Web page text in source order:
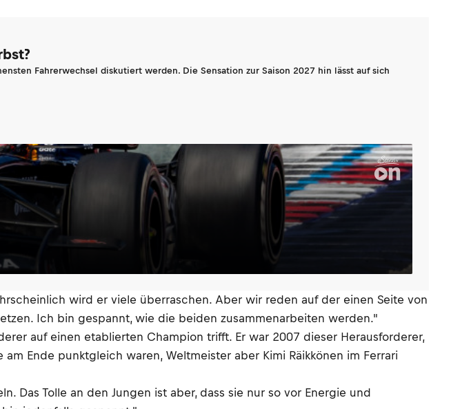
Fahrerwechsel diskutiert werden. Die Sensation zur Saison 2027 hin lässt auf sich
wird er viele überraschen. Aber wir reden auf der einen Seite von
Ich bin gespannt, wie die beiden zusammenarbeiten werden."
auf einen etablierten Champion trifft. Er war 2007 dieser Herausforderer,
Ende punktgleich waren, Weltmeister aber Kimi Räikkönen im Ferrari
Das Tolle an den Jungen ist aber, dass sie nur so vor Energie und